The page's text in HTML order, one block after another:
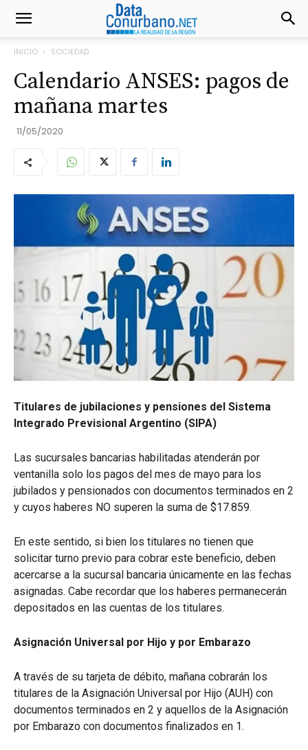
INICIO SOCIEDAD
Calendario ANSES: pagos de
mañana martes
11/05/2020
Titulares de jubilaciones y pensiones del Sistema
Integrado Previsional Argentino (SIPA)
Las sucursales bancarias habilitadas atenderán por
ventanilla solo los pagos del mes de mayo para los
jubilados y pensionados con documentos terminados en 2
y cuyos haberes NO superen la suma de $17.859.
En este sentido, si bien los titulares no tienen que
solicitar turno previo para cobrar este beneficio, deben
acercarse a la sucursal bancaria únicamente en las fechas
asignadas. Cabe recordar que los haberes permanecerán
depositados en las cuentas de los titulares.
Asignación Universal por Hijo y por Embarazo
A través de su tarjeta de débito, mañana cobrarán los
titulares de la Asignación Universal por Hijo (AUH) con
documentos terminados en 2 y aquellos de la Asignación
por Embarazo con documentos finalizados en 1.